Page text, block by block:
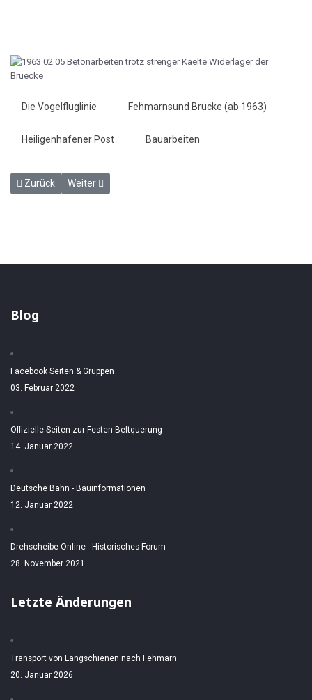
Die Vogelfluglinie Fehmarnsund Brücke (ab 1963)
Heiligenhafener Post Bauarbeiten
Vorheriger Beitrag: Winterbau auch in Puttgarden - HP 1.2.1963
Zurück Nächster Beitrag: FOTO: Eisfahrt Fährschiff Schleswig-
Weiter
Blog
Facebook Seiten & Gruppen
03. Februar 2022
Offizielle Seiten zur Festen Beltquerung
14. Januar 2022
Deutsche Bahn - Bauinformationen
12. Januar 2022
Drehscheibe Online - Historisches Forum
28. November 2021
Letzte Änderungen
Transport von Langschienen nach Fehmarn
20. Januar 2026